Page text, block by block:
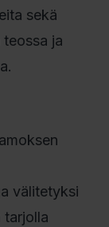
sekä
ja
välitetyksi
tarjolla